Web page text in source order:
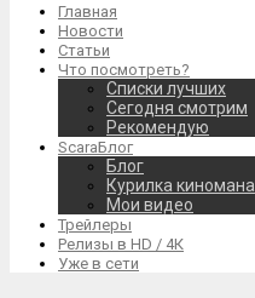
Главная
Новости
Статьи
Что посмотреть?
Списки лучших
Сегодня смотрим
Рекомендую
ScaraБлог
Блог
Курилка киномана
Мои видео
Трейлеры
Релизы в HD / 4К
Уже в сети